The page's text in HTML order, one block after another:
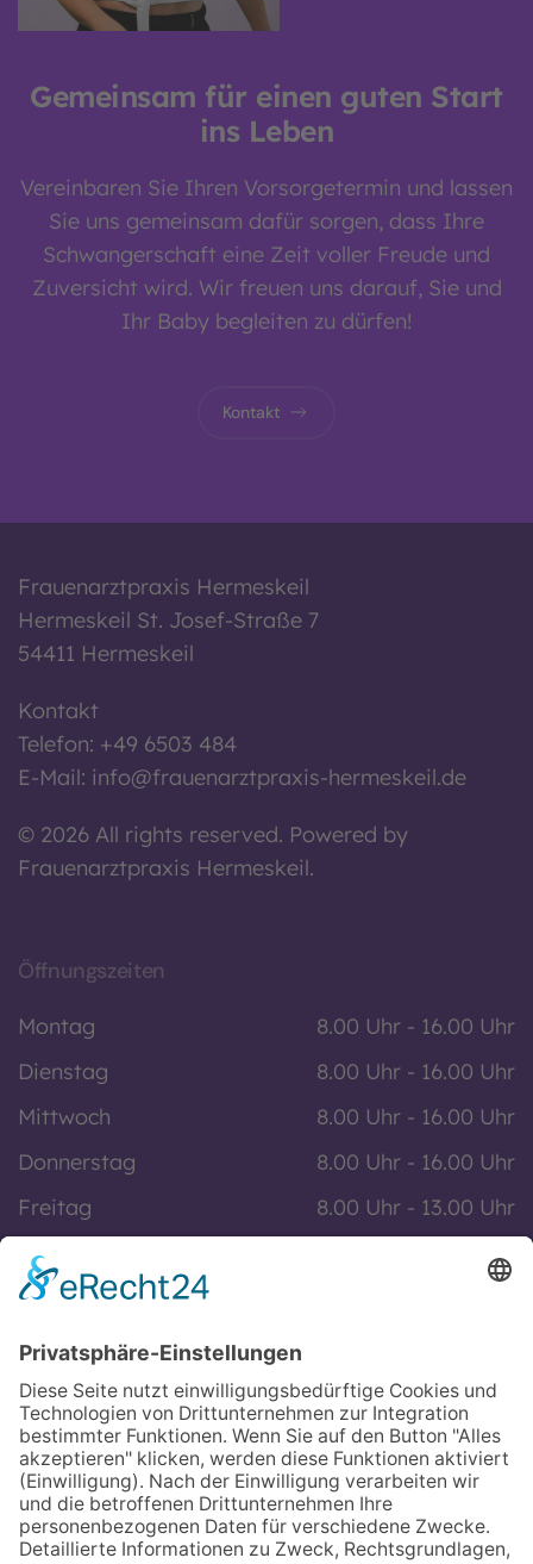
Gemeinsam für einen guten Start
ins Leben
Vereinbaren Sie Ihren Vorsorgetermin und lassen
Sie uns gemeinsam dafür sorgen, dass Ihre
Schwangerschaft eine Zeit voller Freude und
Zuversicht wird. Wir freuen uns darauf, Sie und
Ihr Baby begleiten zu dürfen!
Kontakt
Frauenarztpraxis Hermeskeil
Hermeskeil St. Josef-Straße 7
54411 Hermeskeil
Kontakt
Telefon: +49 6503 484
E-Mail: info@frauenarztpraxis-hermeskeil.de
© 2026 All rights reserved. Powered by
Frauenarztpraxis Hermeskeil.
Öffnungszeiten
Montag
8.00 Uhr - 16.00 Uhr
Dienstag
8.00 Uhr - 16.00 Uhr
Mittwoch
8.00 Uhr - 16.00 Uhr
Donnerstag
8.00 Uhr - 16.00 Uhr
Freitag
8.00 Uhr - 13.00 Uhr
Und nach Vereinbarung
Zusätzlich regelmäßig Samstagssprechstunde
Informationen
Impressum
Datenschutz
Kontakt